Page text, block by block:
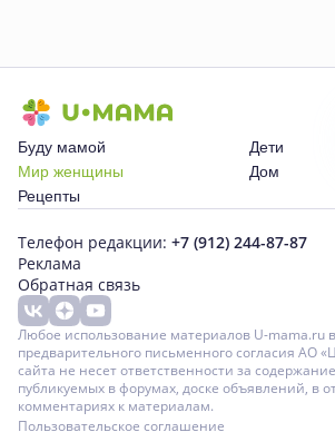
Буду мамой
Дети
Мир женщины
Дом
Рецепты
Телефон редакции: +7 (912) 244-87-87
Реклама
Обратная связь
Любое использование материалов U-mama.ru
предварительного письменного согласия АО
сайта не несет ответственности за
публикуемых в форумах, доске объявлений, в
комментариях к материалам.
Пользовательское соглашение